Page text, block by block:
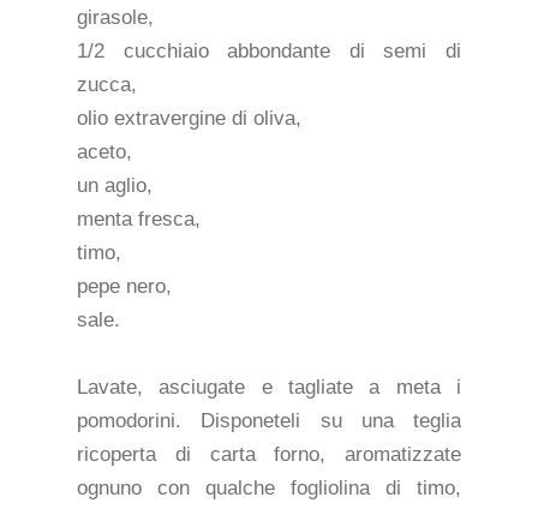
girasole,
1/2 cucchiaio abbondante di semi di
zucca,
olio extravergine di oliva,
aceto,
un aglio,
menta fresca,
timo,
pepe nero,
sale.
Lavate, asciugate e tagliate a meta i
pomodorini. Disponeteli su una teglia
ricoperta di carta forno, aromatizzate
ognuno con qualche fogliolina di timo,